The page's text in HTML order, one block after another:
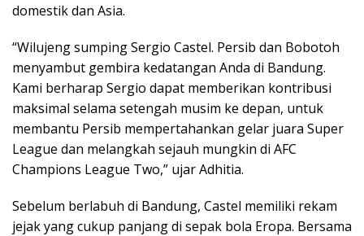
domestik dan Asia.
“Wilujeng sumping Sergio Castel. Persib dan Bobotoh
menyambut gembira kedatangan Anda di Bandung.
Kami berharap Sergio dapat memberikan kontribusi
maksimal selama setengah musim ke depan, untuk
membantu Persib mempertahankan gelar juara Super
League dan melangkah sejauh mungkin di AFC
Champions League Two,” ujar Adhitia.
Sebelum berlabuh di Bandung, Castel memiliki rekam
jejak yang cukup panjang di sepak bola Eropa. Bersama